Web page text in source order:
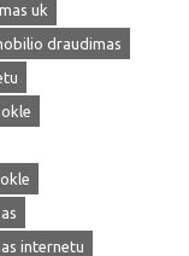
uk
draudimas
internetu